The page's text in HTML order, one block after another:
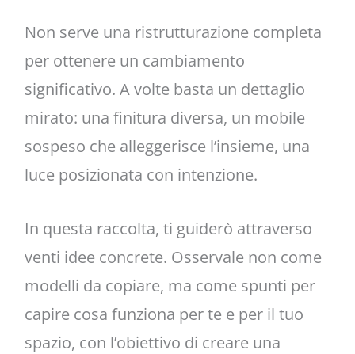
Non serve una ristrutturazione completa
per ottenere un cambiamento
significativo. A volte basta un dettaglio
mirato: una finitura diversa, un mobile
sospeso che alleggerisce l’insieme, una
luce posizionata con intenzione.
In questa raccolta, ti guiderò attraverso
venti idee concrete. Osservale non come
modelli da copiare, ma come spunti per
capire cosa funziona per te e per il tuo
spazio, con l’obiettivo di creare una